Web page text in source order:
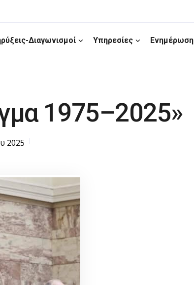
Διαγωνισμοί Υπηρεσίες Ενημέρωση
1975–2025»
2025